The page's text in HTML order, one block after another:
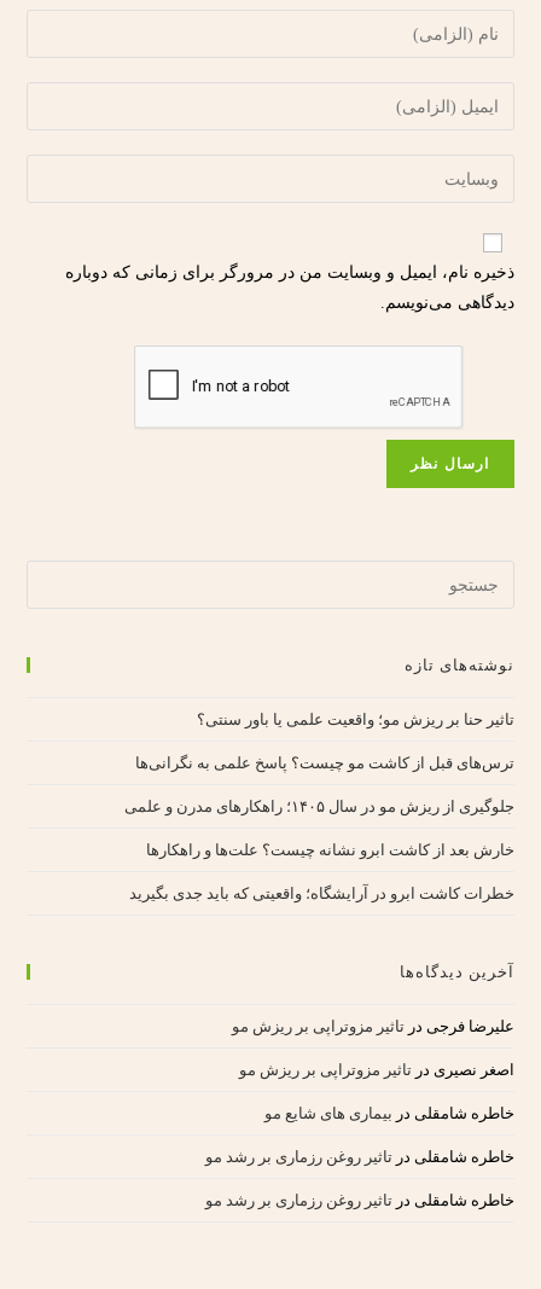
ذخیره نام، ایمیل و وبسایت من در مرورگر برای زمانی که دوباره
دیدگاهی می‌نویسم.
نوشته‌های تازه
تاثیر حنا بر ریزش مو؛ واقعیت علمی یا باور سنتی؟
ترس‌های قبل از کاشت مو چیست؟ پاسخ علمی به نگرانی‌ها
جلوگیری از ریزش مو در سال ۱۴۰۵؛ راهکارهای مدرن و علمی
خارش بعد از کاشت ابرو نشانه چیست؟ علت‌ها و راهکارها
خطرات کاشت ابرو در آرایشگاه؛ واقعیتی که باید جدی بگیرید
آخرین دیدگاه‌ها
علیرضا فرجی درتاثیر مزوتراپی بر ریزش مو
اصغر نصیری درتاثیر مزوتراپی بر ریزش مو
خاطره شامقلی در بیماری های شایع مو
خاطره شامقلی درتاثیر روغن رزماری بر رشد مو
خاطره شامقلی درتاثیر روغن رزماری بر رشد مو